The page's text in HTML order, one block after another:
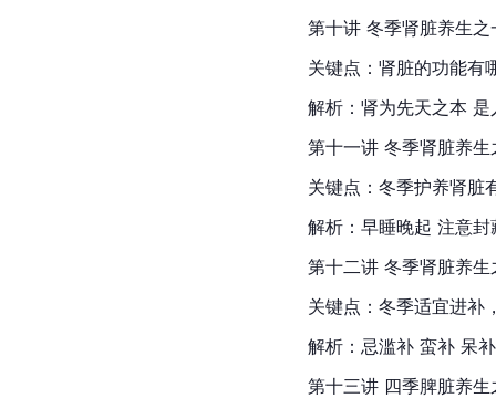
第十讲 冬季肾脏养生之
关键点：肾脏的功能有
解析：肾为先天之本
第十一讲 冬季肾脏养生
关键点：冬季护养肾脏
解析：早睡晚起 注意
第十二讲 冬季肾脏养生
关键点：冬季适宜进补
解析：忌滥补 蛮补 呆
第十三讲 四季脾脏养生